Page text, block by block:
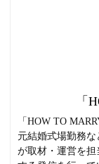
「
「HOW TO
元結婚式場勤務
が取材・運営を